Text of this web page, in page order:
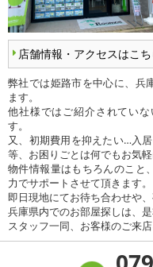
店舗情報・アクセスはこち
弊社では姫路市を中心に、兵
ます。
他社様ではご紹介されてい
す。
又、初期費用を抑えたい…入
等、お困りごとは何でもお気軽
物件情報量はもちろんのこと
力でサポートさせて頂きます。
即日現地にてお待ち合わせや
兵庫県内でのお部屋探しは、
スタッフ一同、お客様のご来